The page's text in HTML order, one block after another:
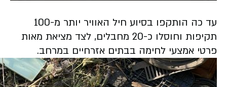
Video
עד כה הותקפו בסיוע חיל האוויר יותר מ-100
תקיפות וחוסלו כ-20 מחבלים, לצד מציאת מאות
פרטי אמצעי לחימה בבתים אזרחיים במרחב.